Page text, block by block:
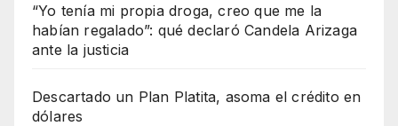
“Yo tenía mi propia droga, creo que me la
habían regalado”: qué declaró Candela Arizaga
ante la justicia
Descartado un Plan Platita, asoma el crédito en
dólares